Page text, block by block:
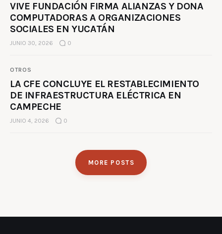
VIVE FUNDACIÓN FIRMA ALIANZAS Y DONA
COMPUTADORAS A ORGANIZACIONES
SOCIALES EN YUCATÁN
JUNIO 30, 2026 0
OTROS
LA CFE CONCLUYE EL RESTABLECIMIENTO
DE INFRAESTRUCTURA ELÉCTRICA EN
CAMPECHE
JUNIO 4, 2026 0
MORE POSTS